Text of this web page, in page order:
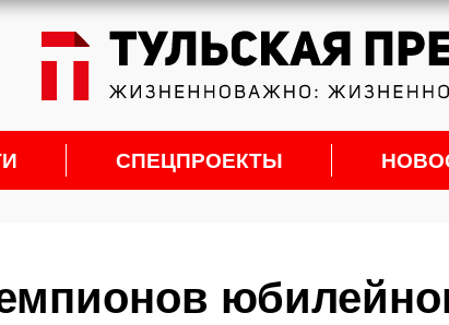
СПЕЦПРОЕКТЫ